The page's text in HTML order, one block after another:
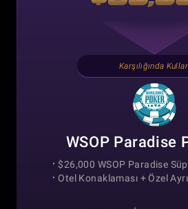
Karşılığında
WSOP Paradise
$26,000 WSOP Paradise
Otel Konaklaması +Özel